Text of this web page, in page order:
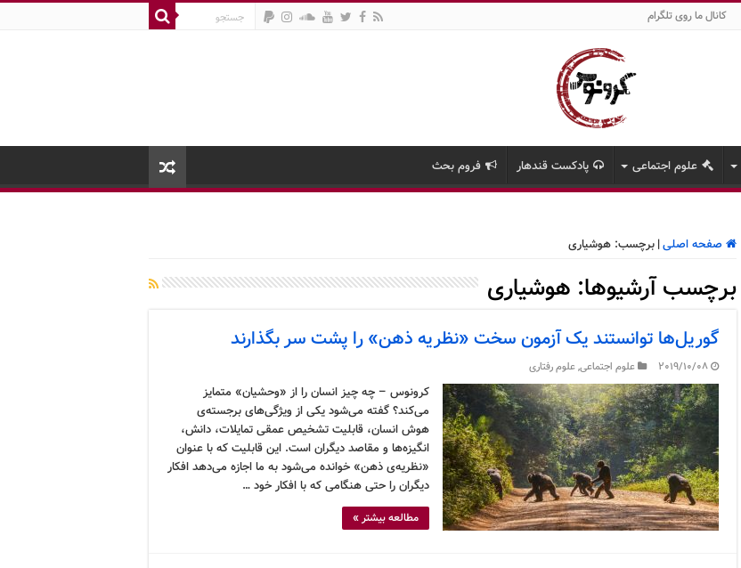
کانال ما روی تلگرام
علوم اجتماعی پادکست قندهار فروم بحث
صفحه اصلی| برچسب: هوشیاری
برچسب آرشیوها: هوشیاری
گوریل‌ها توانستند یک آزمون سخت «نظریه ذهن» را پشت سر بگذارند
2019/10/08 علوم اجتماعی,علوم رفتاری
کرونوس – چه چیز انسان را از «وحشیان» متمایز
می‌کند؟ گفته می‌شود یکی از ویژگی‌های برجسته‌ی
هوش انسان، قابلیت تشخیص عمقی تمایلات، دانش،
انگیزه‌ها و مقاصد دیگران است. این قابلیت که با عنوان
«نظریه‌ی ذهن» خوانده می‌شود به ما اجازه می‌دهد افکار
دیگران را حتی هنگامی که با افکار خود …
مطالعه بیشتر »